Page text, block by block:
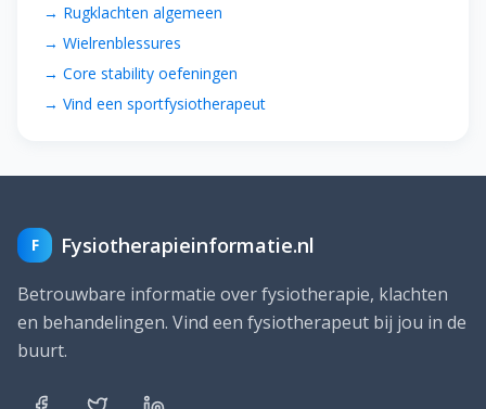
→ Rugklachten algemeen
→ Wielrenblessures
→ Core stability oefeningen
→ Vind een sportfysiotherapeut
F Fysiotherapieinformatie.nl
Betrouwbare informatie over fysiotherapie, klachten
en behandelingen. Vind een fysiotherapeut bij jou in de
buurt.